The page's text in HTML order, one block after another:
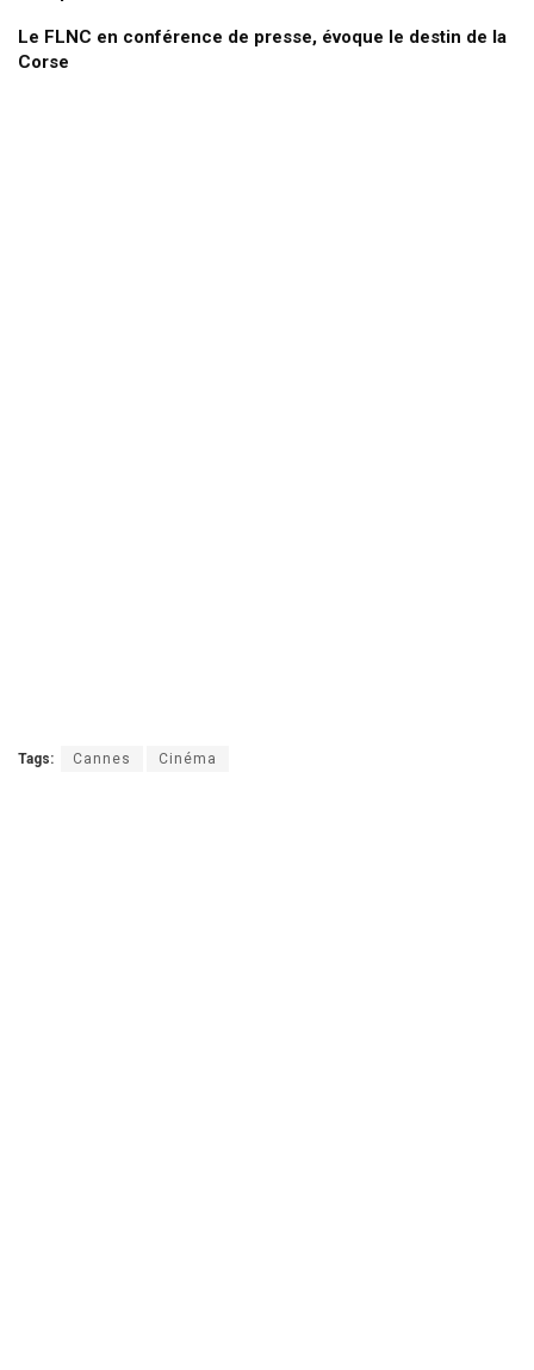
Le FLNC en conférence de presse, évoque le destin de la
Corse
Tags: Cannes Cinéma